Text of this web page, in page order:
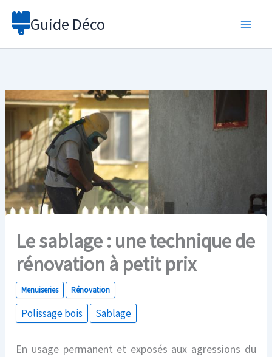
Aller
Guide Déco
Le sablage : une technique de
rénovation à petit prix
Menuiseries Rénovation
Polissage bois Sablage
En usage permanent et exposés aux agressions du